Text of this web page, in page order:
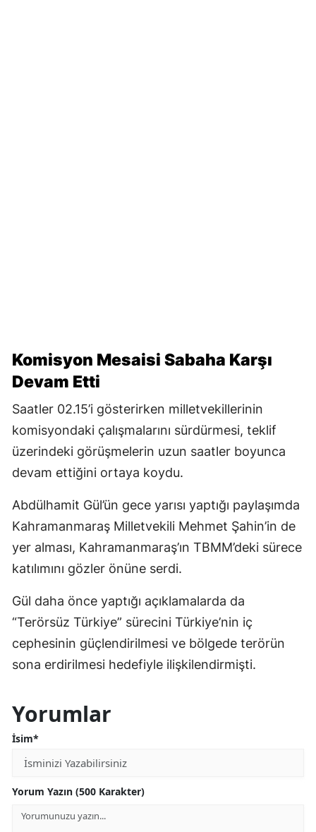
Komisyon Mesaisi Sabaha Karşı
Devam Etti
Saatler 02.15’i gösterirken milletvekillerinin
komisyondaki çalışmalarını sürdürmesi, teklif
üzerindeki görüşmelerin uzun saatler boyunca
devam ettiğini ortaya koydu.
Abdülhamit Gül’ün gece yarısı yaptığı paylaşımda
Kahramanmaraş Milletvekili Mehmet Şahin’in de
yer alması, Kahramanmaraş’ın TBMM’deki sürece
katılımını gözler önüne serdi.
Gül daha önce yaptığı açıklamalarda da
“Terörsüz Türkiye” sürecini Türkiye’nin iç
cephesinin güçlendirilmesi ve bölgede terörün
sona erdirilmesi hedefiyle ilişkilendirmişti.
Yorumlar
İsim*
Yorum Yazın (500 Karakter)